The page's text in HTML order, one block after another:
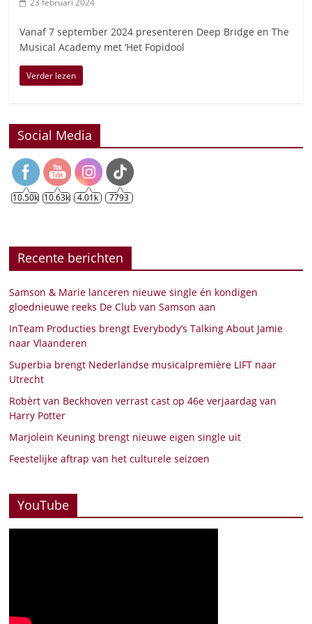
Vanaf 7 september 2024 presenteren Deep Bridge en The
Musical Academy met ‘Het Fopidool
Verder lezen
Social Media
10.50k 10.63k 4.01k 7793
Recente berichten
Samson & Marie lanceren nieuwe single én kondigen
gloednieuwe reeks De Club van Samson aan
InTeam Producties brengt Everybody’s Talking About Jamie
naar Vlaanderen
Superbia brengt Nederlandse musicalpremière LIFT naar
Utrecht
Robèrt van Beckhoven verrast cast op 46e verjaardag van
Harry Potter
Marjolein Keuning brengt nieuwe eigen single uit
Feestelijke aftrap van het culturele seizoen
YouTube